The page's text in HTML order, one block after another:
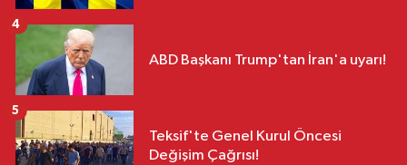
ABD Başkanı Trump'tan İran'a uyarı!
4
Teksif'te Genel Kurul Öncesi
Değişim Çağrısı!
5